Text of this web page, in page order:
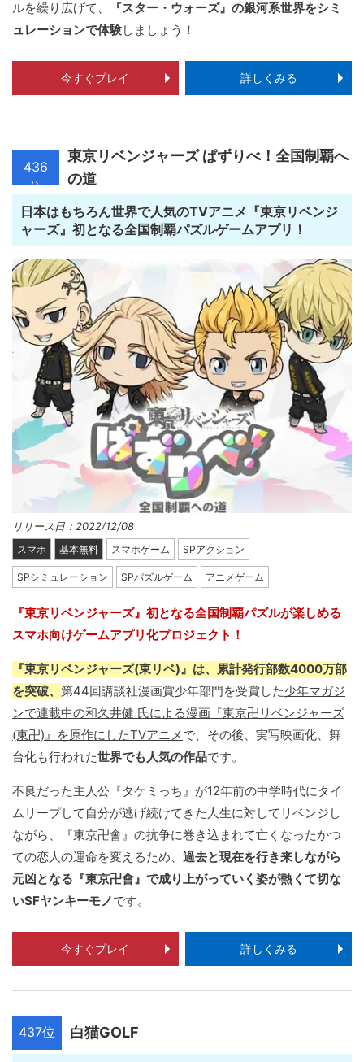
ルを繰り広げて、
『スター・ウォーズ』の銀河系世界をシミ
ュレーションで体験しましょう！
今すぐプレイ 詳しくみる
436
位
東京リベンジャーズ ぱずりべ！全国制覇へ
の道
日本はもちろん世界で人気のTVアニメ『東京リベンジ
ャーズ』初となる全国制覇パズルゲームアプリ！
リリース日：2022/12/08
スマホ 基本無料 スマホゲーム SPアクション
SPシミュレーション SPパズルゲーム アニメゲーム
『東京リベンジャーズ』初となる全国制覇パズルが楽しめる
スマホ向けゲームアプリ化プロジェクト！
『東京リベンジャーズ(東リベ)』は、累計発行部数4000万部
を突破、 第44回講談社漫画賞少年部門を受賞した少年マガジ
ンで連載中の和久井健 氏による漫画『東京卍リベンジャーズ
(東卍)』を原作にしたTVアニメ で、その後、実写映画化、舞
台化も行われた世界でも人気の作品です。
不良だった主人公『タケミっち』が12年前の中学時代にタイ
ムリープして自分が逃げ続けてきた人生に対してリベンジし
ながら、『東京卍會』の抗争に巻き込まれて亡くなったかつ
ての恋人の運命を変えるため、 過去と現在を行き来しながら
元凶となる『東京卍會』で成り上がっていく姿が熱くて切な
いSFヤンキーモノです。
今すぐプレイ 詳しくみる
437位 白猫GOLF